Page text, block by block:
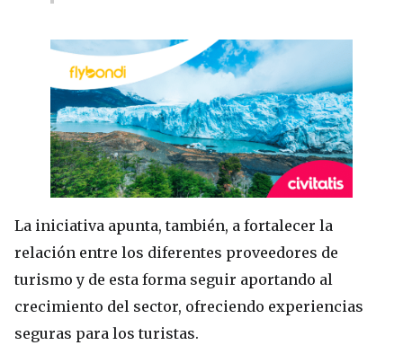
La iniciativa apunta, también, a fortalecer la
relación entre los diferentes proveedores de
turismo y de esta forma seguir aportando al
crecimiento del sector, ofreciendo experiencias
seguras para los turistas.